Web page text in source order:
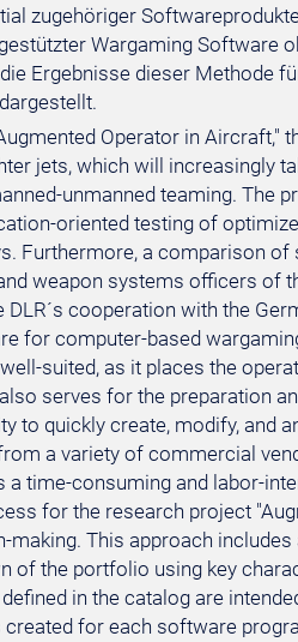
zugehöriger
Wargaming Software
Ergebnisse dieser Methode
Operator in Aircraft,"
jets, which will increasingly
unmanned teaming. The
oriented testing of
Furthermore, a comparison
weapon systems officers of
cooperation with the
for computer-based
suited, as it places the
serves for the preparation
to quickly create, modify, and
a variety of commercial
time-consuming and labor-
for the research project
This approach
the portfolio using key
in the catalog are
for each software